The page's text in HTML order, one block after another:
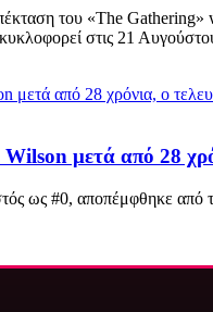
του «The
στις 21
μετά από 28
ως #0, αποπέμφθηκε από